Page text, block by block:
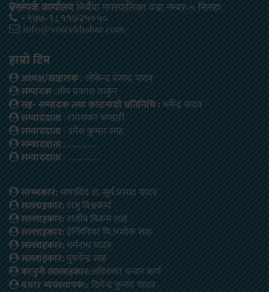
सम्पर्क कार्यालयमिर्चैया नगरपालिका वडा नम्बर-५ सिरहा
+९७७-९८११७२५०५०
info@voicekhabar.com
हाम्रो टिम
अध्यक्ष/सञ्चालक: लोकेन्द्र प्रसाद यादव
सम्पादक:ओम प्रकाश ठाकुर
सह- सम्पादक तथा काठमाडौ प्रतिनिधि : धर्मेन्द्र यादव
सम्वाददाता: रामशंकर भण्डारी
सम्वाददाता: उमेश कुमार साह
सम्वाददाता: ………………
सम्वाददाता: ………………
स्तम्भकार:भाषाविद डा. सूर्य प्रसाद यादव
सल्लाहकार:राजु विश्वकर्मा
सल्लाहकार:संजीब बिक्रम शाह
सल्लाहकार:ईन्जिनियर मि.अशोक साह
सल्लाहकार: धर्मनाथ यादव
सल्लाहकार:पुषपेन्द्र साह
कानुनी सल्लाहकार:अधिवक्ता चन्दन कर्ण
बजार ब्यवस्थापक::दिपेन्द्र कुमार यादव